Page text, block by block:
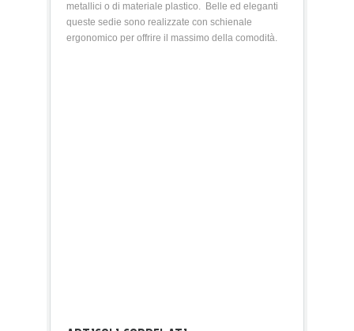
metallici o di materiale plastico. Belle ed eleganti
queste sedie sono realizzate con schienale
ergonomico per offrire il massimo della comodità.